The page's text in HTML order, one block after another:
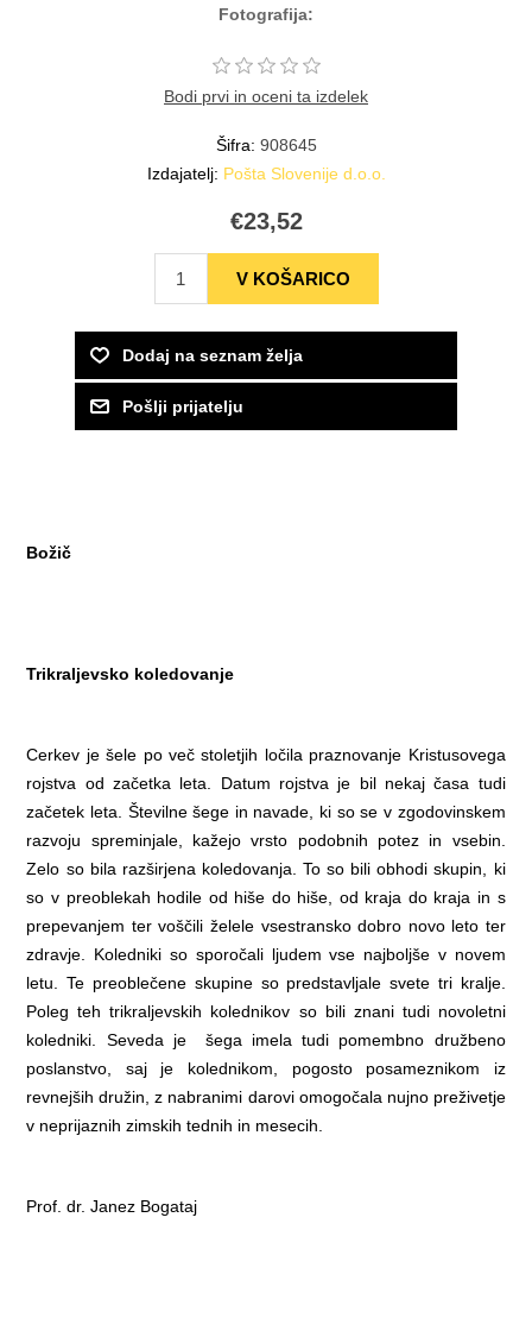
Fotografija:
Bodi prvi in oceni ta izdelek
Šifra: 908645
Izdajatelj: Pošta Slovenije d.o.o.
€23,52
Božič
Trikraljevsko koledovanje
Cerkev je šele po več stoletjih ločila praznovanje Kristusovega
rojstva od začetka leta. Datum rojstva je bil nekaj časa tudi
začetek leta. Številne šege in navade, ki so se v zgodovinskem
razvoju spreminjale, kažejo vrsto podobnih potez in vsebin.
Zelo so bila razširjena koledovanja. To so bili obhodi skupin, ki
so v preoblekah hodile od hiše do hiše, od kraja do kraja in s
prepevanjem ter voščili želele vsestransko dobro novo leto ter
zdravje. Koledniki so sporočali ljudem vse najboljše v novem
letu. Te preoblečene skupine so predstavljale svete tri kralje.
Poleg teh trikraljevskih kolednikov so bili znani tudi novoletni
koledniki. Seveda je šega imela tudi pomembno družbeno
poslanstvo, saj je kolednikom, pogosto posameznikom iz
revnejših družin, z nabranimi darovi omogočala nujno preživetje
v neprijaznih zimskih tednih in mesecih.
Prof. dr. Janez Bogataj